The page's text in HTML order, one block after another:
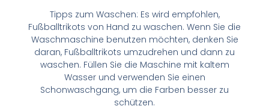
Tipps zum Waschen: Es wird empfohlen,
Fußballtrikots von Hand zu waschen. Wenn Sie die
Waschmaschine benutzen möchten, denken Sie
daran, Fußballtrikots umzudrehen und dann zu
waschen. Füllen Sie die Maschine mit kaltem
Wasser und verwenden Sie einen
Schonwaschgang, um die Farben besser zu
schützen.